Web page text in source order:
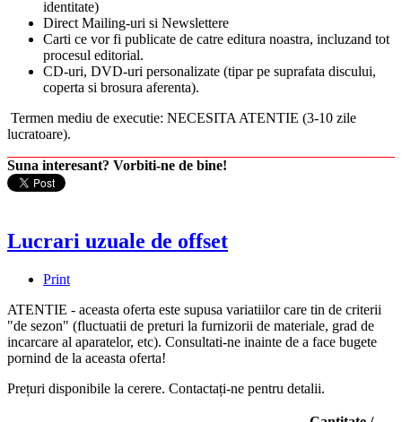
identitate)
Direct Mailing-uri si Newslettere
Carti ce vor fi publicate de catre editura noastra, incluzand tot
procesul editorial.
CD-uri, DVD-uri personalizate (tipar pe suprafata discului,
coperta si brosura aferenta).
Termen mediu de executie: NECESITA ATENTIE (3-10 zile
lucratoare).
Suna interesant? Vorbiti-ne de bine!
Lucrari uzuale de offset
Print
ATENTIE - aceasta oferta este supusa variatiilor care tin de criterii
"de sezon" (fluctuatii de preturi la furnizorii de materiale, grad de
incarcare al aparatelor, etc). Consultati-ne inainte de a face bugete
pornind de la aceasta oferta!
Prețuri disponibile la cerere. Contactați-ne pentru detalii.